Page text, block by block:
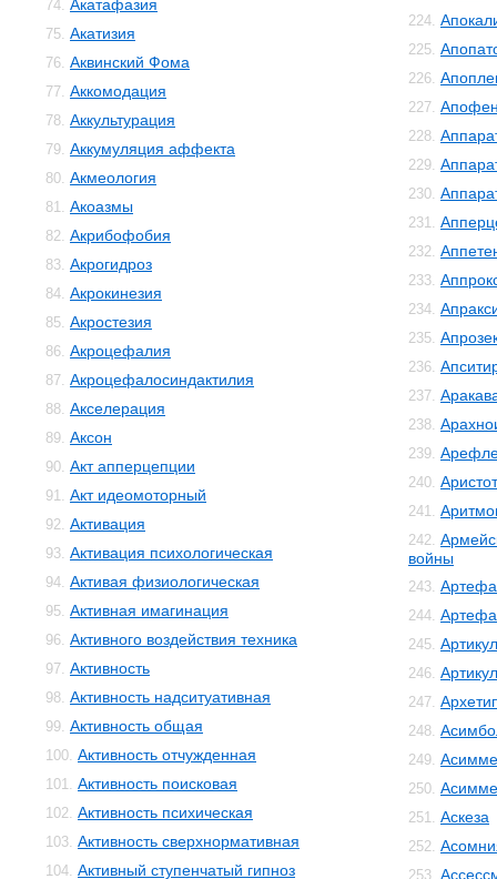
74. Акатафазия
75. Акатизия
76. Аквинский Фома
77. Аккомодация
78. Аккультурация
79. Аккумуляция аффекта
80. Акмеология
81. Акоазмы
82. Акрибофобия
83. Акрогидроз
84. Акрокинезия
85. Акростезия
86. Акроцефалия
87. Акроцефалосиндактилия
88. Акселерация
89. Аксон
90. Акт апперцепции
91. Акт идеомоторный
92. Активация
93. Активация психологическая
94. Активая физиологическая
95. Активная имагинация
96. Активного воздействия техника
97. Активность
98. Активность надситуативная
99. Активность общая
100. Активность отчужденная
101. Активность поисковая
102. Активность психическая
103. Активность сверхнормативная
104. Активный ступенчатый гипноз
224.
225.
226.
227.
228.
229.
230.
231.
232.
233.
234.
235.
236.
237.
238.
239.
240.
241.
242.
войны
243.
244.
245.
246.
247.
248.
249.
250.
251. Аскеза
252.
253.